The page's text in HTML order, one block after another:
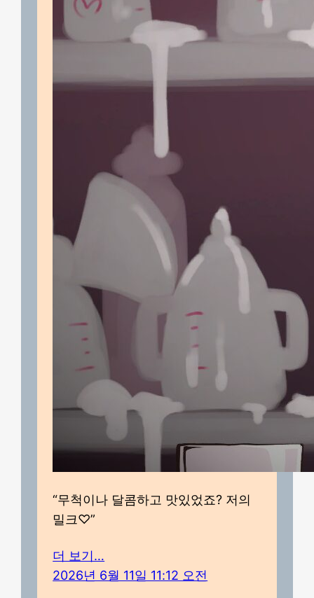
“무척이나 달콤하고 맛있었죠? 저의
밀크♡”
더 보기…
2026년 6월 11일 11:12 오전